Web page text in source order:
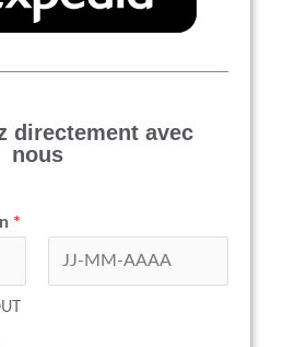
directement avec
nous
*